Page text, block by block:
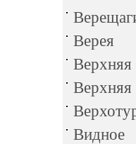
Верея
Верхняя
Видное